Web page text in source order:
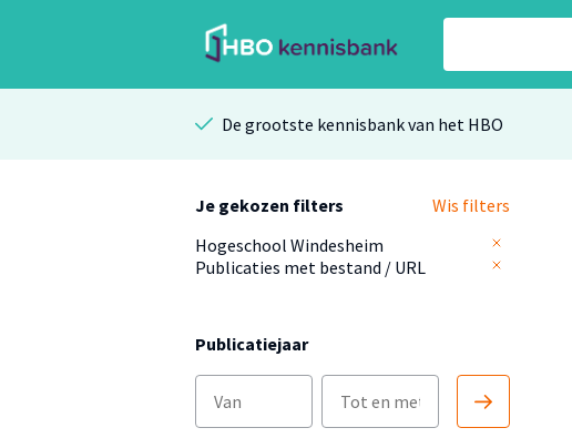
De grootste kennisbank van het HBO
Je gekozen filters
Wis filters
Hogeschool Windesheim
Publicaties met bestand / URL
Publicatiejaar